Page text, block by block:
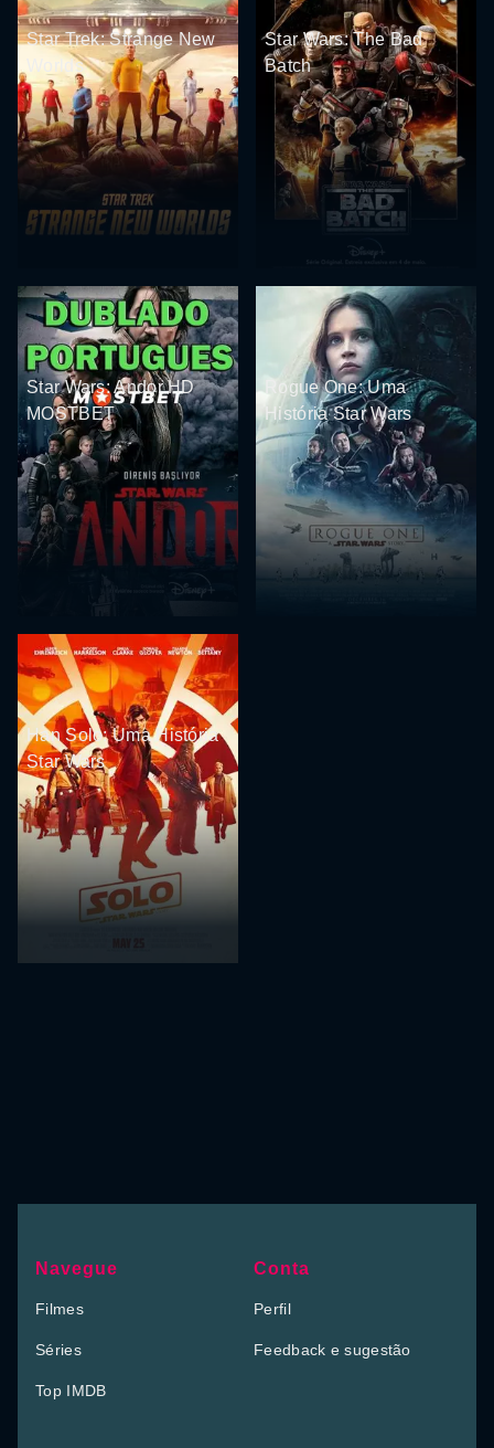
Star Trek: Strange New
Worlds
Star Wars: The Bad
Batch
Star Wars: Andor HD
MOSTBET
Rogue One: Uma
História Star Wars
Han Solo: Uma História
Star Wars
Navegue
Filmes
Séries
Top IMDB
Conta
Perfil
Feedback e sugestão